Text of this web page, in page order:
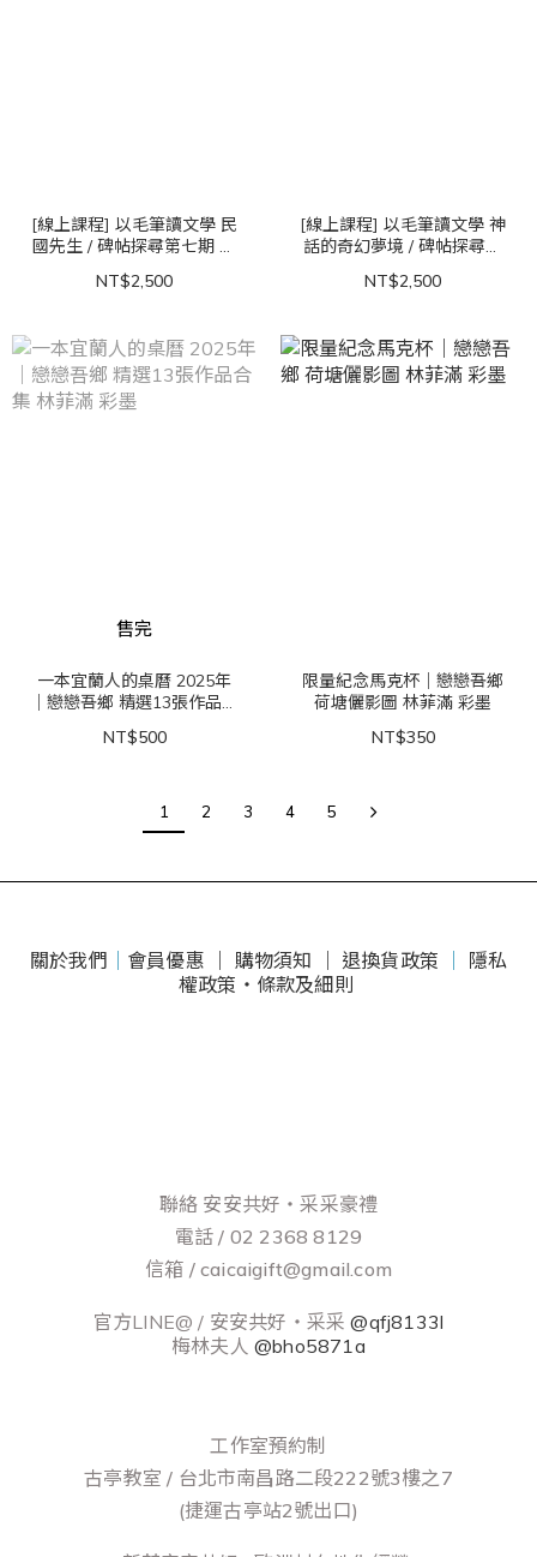
[線上課程] 以毛筆讀文學 民
國先生 / 碑帖探尋第七期 書
法中的文學課｜施筱雲教授
& 梁惠生女士
NT$2,500
[線上課程] 以毛筆讀文學 神
話的奇幻夢境 / 碑帖探尋第
雲教授 & 梁惠生女士
NT$2,500
售完
一本宜蘭人的桌曆 2025年
｜戀戀吾鄉 精選13張作品合
集 林菲滿 彩墨
NT$500
限量紀念馬克杯｜戀戀吾鄉
荷塘儷影圖 林菲滿 彩墨
NT$350
1 2 3 4 5
關於我們 會員優惠 ｜ 購物須知 ｜ 退換貨政策
隱私
權政策・條款及細則
聯絡 安安共好‧采采豪禮
電話 / 02 2368 8129
信箱 / caicaigift@gmail.com
官方LINE@ / 安安共好‧采采@qfj8133l
梅林夫人@bho5871a
工作室預約制
古亭教室 / 台北市南昌路二段222號3樓之7
(捷運古亭站2號出口)